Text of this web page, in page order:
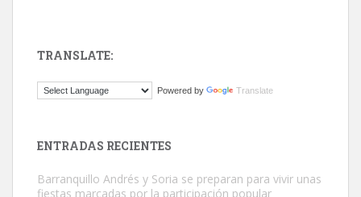
El ayuntamiento se va a llevar a Los Gatos callejeros de la zona los
TRANSLATE:
Powered by Translate
ENTRADAS RECIENTES
Barranquillo Andrés y Soria se preparan para vivir unas
fiestas marcadas por la participación popular